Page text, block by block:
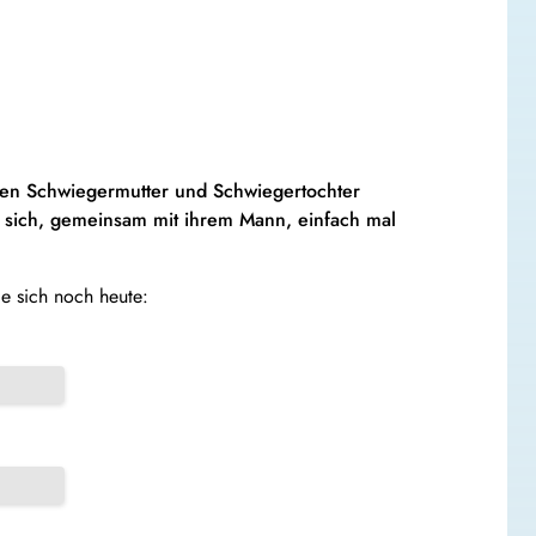
Schwiegermutter und Schwiegertochter
gemeinsam mit ihrem Mann, einfach mal
sich noch heute: